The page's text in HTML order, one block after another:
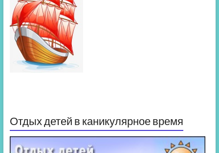
Отдых детей в каникулярное время